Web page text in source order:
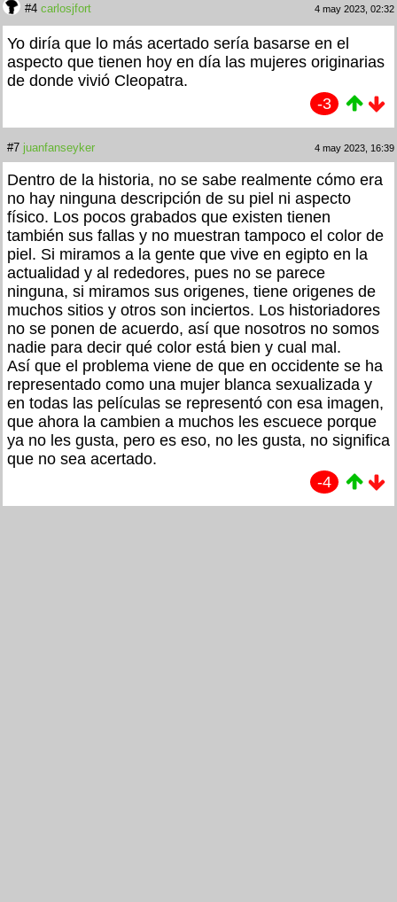
#4 carlosjfort 4 may 2023, 02:32
Yo diría que lo más acertado sería basarse en el
aspecto que tienen hoy en día las mujeres originarias
de donde vivió Cleopatra.
-3
#7 juanfanseyker 4 may 2023, 16:39
Dentro de la historia, no se sabe realmente cómo era
no hay ninguna descripción de su piel ni aspecto
físico. Los pocos grabados que existen tienen
también sus fallas y no muestran tampoco el color de
piel. Si miramos a la gente que vive en egipto en la
actualidad y al rededores, pues no se parece
ninguna, si miramos sus origenes, tiene origenes de
muchos sitios y otros son inciertos. Los historiadores
no se ponen de acuerdo, así que nosotros no somos
nadie para decir qué color está bien y cual mal.
Así que el problema viene de que en occidente se ha
representado como una mujer blanca sexualizada y
en todas las películas se representó con esa imagen,
que ahora la cambien a muchos les escuece porque
ya no les gusta, pero es eso, no les gusta, no significa
que no sea acertado.
-4